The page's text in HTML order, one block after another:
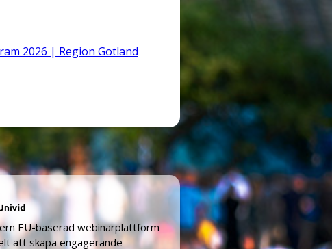
2026 | Region Gotland
EU-baserad webinarplattform
att skapa engagerande